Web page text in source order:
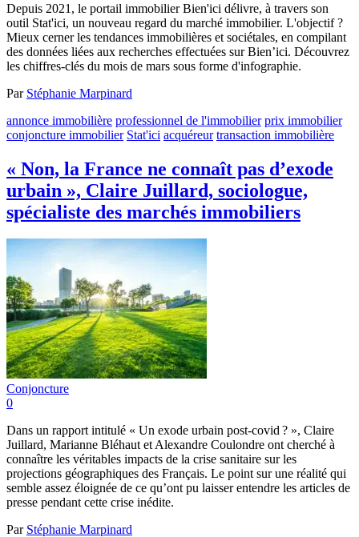
Depuis 2021, le portail immobilier Bien'ici délivre, à travers son
outil Stat'ici, un nouveau regard du marché immobilier. L'objectif ?
Mieux cerner les tendances immobilières et sociétales, en compilant
des données liées aux recherches effectuées sur Bien’ici. Découvrez
les chiffres-clés du mois de mars sous forme d'infographie.
Par Stéphanie Marpinard
annonce immobilière professionnel de l'immobilier prix immobilier
conjoncture immobilier Stat'ici acquéreur transaction immobilière
« Non, la France ne connaît pas d’exode
urbain », Claire Juillard, sociologue,
spécialiste des marchés immobiliers
Conjoncture
0
Dans un rapport intitulé « Un exode urbain post-covid ? », Claire
Juillard, Marianne Bléhaut et Alexandre Coulondre ont cherché à
connaître les véritables impacts de la crise sanitaire sur les
projections géographiques des Français. Le point sur une réalité qui
semble assez éloignée de ce qu’ont pu laisser entendre les articles de
presse pendant cette crise inédite.
Par Stéphanie Marpinard